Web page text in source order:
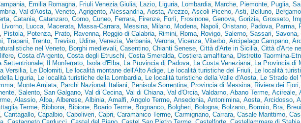
, Emilia Romagna, Friuli Venezia Giulia, Lazio, Liguria, Lombardia, Marche, Piemonte, Puglia,
, Val d'Aosta, Veneto, Agrigento, Alessandria, Aosta, Arezzo, Ascoli Piceno, Asti, Belluno, Bergamo
, Catania, Catanzaro, Como, Cuneo, Ferrara, Firenze, Forlì, Frosinone, Genova, Gorizia, Grosseto,
Livorno, Lucca, Macerata, Massa-Carrara, Messina, Milano, Modena, Napoli, Oristano, Padova, Parma,
, Pistoia, Potenza, Prato, Ravenna, Reggio di Calabria, Rimini, Roma, Rovigo, Salerno, Sassari, Savona,
, Trapani, Trento, Treviso, Udine, Venezia, Verbania, Verona, Vicenza, Viterbo, Arcipelago Campano,
nel Veneto, Borghi medievali, Casentino, Chianti Senese, Città d'Arte in Sicilia, Città d'Arte
, Costa d'Argento, Costa degli Etruschi, Costa Smeralda, Costiera amalfitana, Distretto Taormina-
Settentrionale, Il Monferrato, Isola d'Elba, La Provincia di Padova, La Costa Veneziana, La Provincia di
Versilia, Le Dolomiti, Le località montane dell'Alto Adige, Le località turistiche del Friuli, Le località
Liguria, Le località turistiche della Lombardia, Le località turistiche della Valle d'Aosta, Le Strade del
, Monte Amiata, Parchi Nazionali Italiani, Penisola Sorrentina, Provincia di Messina, Riviera dei Fiori,
, Salento, San Galgano, Val di Cecina, Val di Chiana, Val d'Orcia, Valdarno, Abano Terme, Acireale,
, Alassio, Alba, Alberese, Albinia, Amalfi, Angolo Terme, Ansedonia, Antonimina, Aosta, Arcidosso,
Terme, Bibbona, Bibione, Boario Terme, Bognanco, Bolgheri, Bologna, Bolzano, Bormio, Bra,
, Cantagallo, Capalbio, Capoliveri, Capri, Caramanico Terme, Carmignano, Carrara, Casale Marittimo,